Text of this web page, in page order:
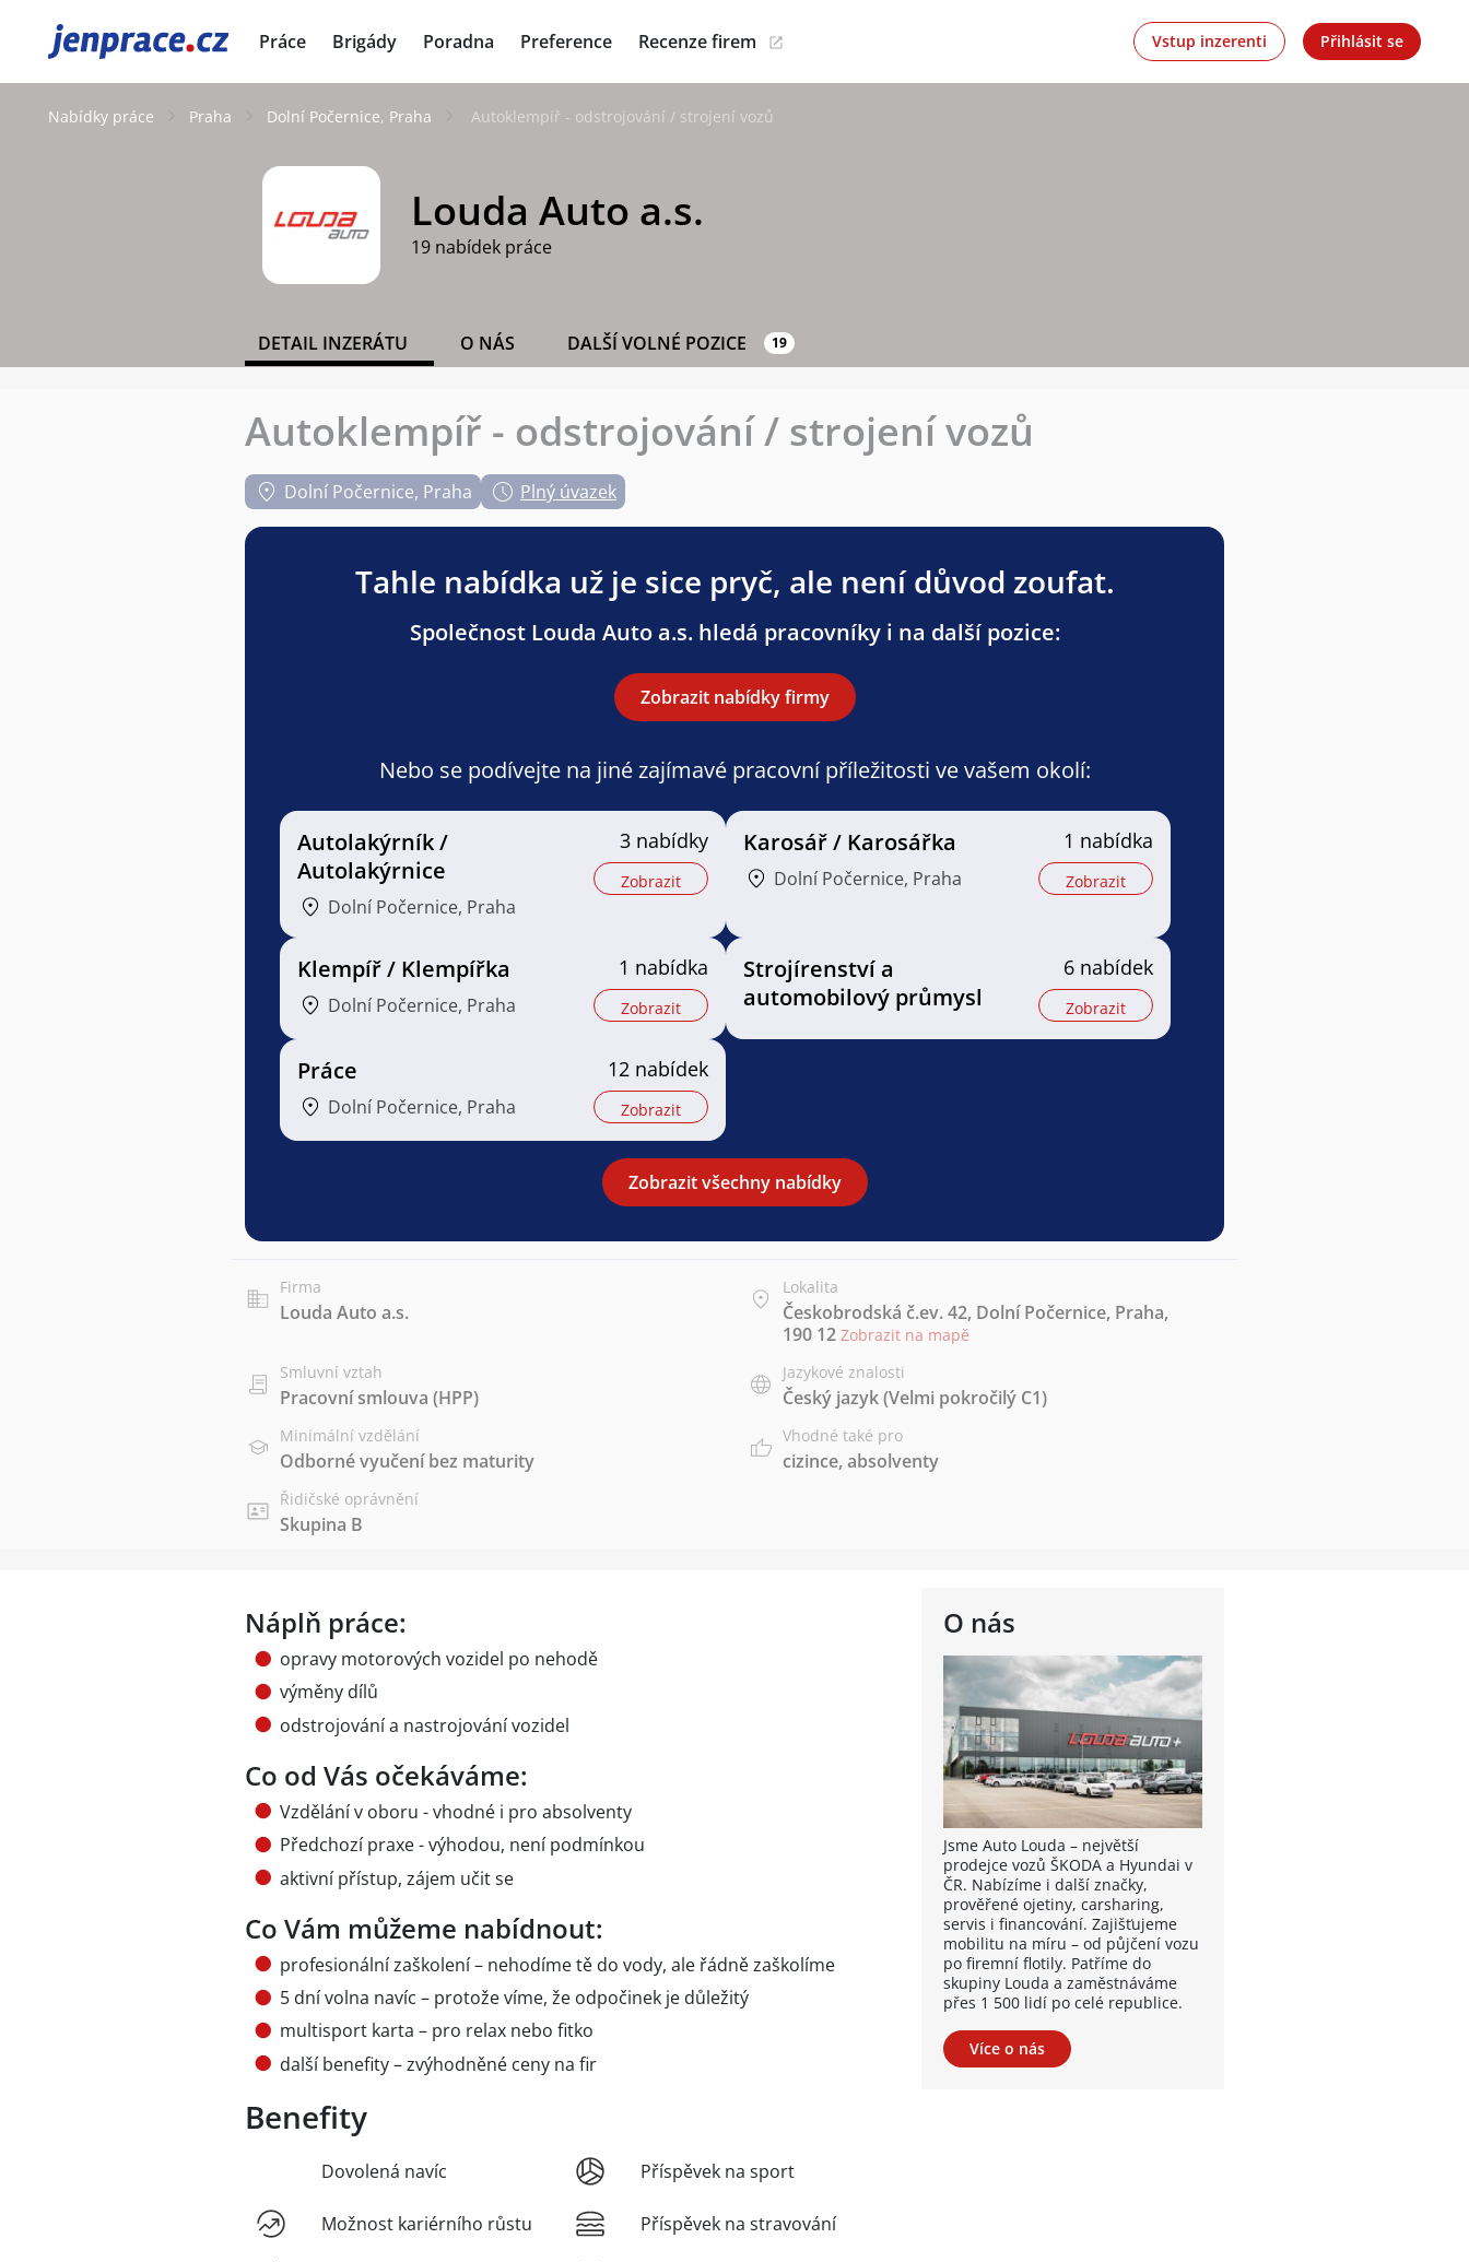
JenPráce.cz Práce Brigády Poradna Preference Recenze firem Vstup inzerenti Přihlásit se
Nabídky práce Praha Dolní Počernice, Praha Autoklempíř - odstrojování / strojení vozů
Louda Auto a.s.
19 nabídek práce
DETAIL INZERÁTU O NÁS DALŠÍ VOLNÉ POZICE 19
Autoklempíř - odstrojování / strojení vozů
Dolní Počernice, Praha Plný úvazek
Tahle nabídka už je sice pryč, ale není důvod zoufat.
Společnost Louda Auto a.s. hledá pracovníky i na další pozice:
Zobrazit nabídky firmy
Nebo se podívejte na jiné zajímavé pracovní příležitosti ve vašem okolí:
Autolakýrník /
Autolakýrnice
Dolní Počernice, Praha
3 nabídky
Zobrazit
Karosář / Karosářka
Dolní Počernice, Praha
1 nabídka
Zobrazit
Klempíř / Klempířka
Dolní Počernice, Praha
1 nabídka
Zobrazit
Strojírenství a
automobilový průmysl
6 nabídek
Zobrazit
Práce
Dolní Počernice, Praha
12 nabídek
Zobrazit
Zobrazit všechny nabídky
Firma
Louda Auto a.s.
Lokalita
Českobrodská č.ev. 42, Dolní Počernice, Praha,
190 12 Zobrazit na mapě
Smluvní vztah
Pracovní smlouva (HPP)
Jazykové znalosti
Český jazyk(Velmi pokročilý C1)
Minimální vzdělání
Odborné vyučení bez maturity
Vhodné také pro
cizince, absolventy
Řidičské oprávnění
Skupina B
O nás
Jsme Auto Louda – největší
prodejce vozů ŠKODA a Hyundai v
ČR. Nabízíme i další značky,
prověřené ojetiny, carsharing,
servis i financování. Zajišťujeme
mobilitu na míru – od půjčení vozu
po firemní flotily. Patříme do
skupiny Louda a zaměstnáváme
přes 1 500 lidí po celé republice.
Více o nás
Náplň práce:
opravy motorových vozidel po nehodě
výměny dílů
odstrojování a nastrojování vozidel
Co od Vás očekáváme:
Vzdělání v oboru - vhodné i pro absolventy
Předchozí praxe - výhodou, není podmínkou
aktivní přístup, zájem učit se
Co Vám můžeme nabídnout:
profesionální zaškolení – nehodíme tě do vody, ale řádně zaškolíme
5 dní volna navíc – protože víme, že odpočinek je důležitý
multisport karta – pro relax nebo fitko
další benefity – zvýhodněné ceny na fir
Benefity
Dovolená navíc
Možnost kariérního růstu
Příspěvek na sport
Příspěvek na stravování